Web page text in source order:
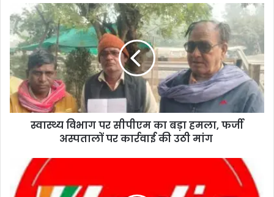
स्वास्थ्य विभाग पर सीपीएम का बड़ा हमला, फर्जी
अस्पतालों पर कार्रवाई की उठी मांग